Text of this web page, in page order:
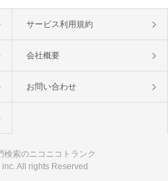
サービス利用規約
会社概要
お問い合わせ
検索のニコニコトランク
All rights Reserved